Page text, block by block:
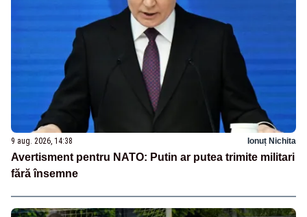
9 aug. 2026, 14:38 Ionuț Nichita
Avertisment pentru NATO: Putin ar putea trimite militari
fără însemne